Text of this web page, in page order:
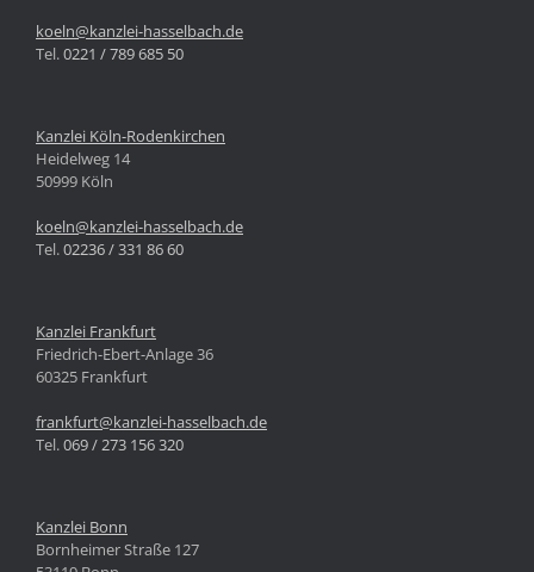
koeln@kanzlei-hasselbach.de
Tel.0221 / 789 685 50
Kanzlei Köln-Rodenkirchen
Heidelweg 14
50999 Köln
koeln@kanzlei-hasselbach.de
Tel.02236 / 331 86 60
Kanzlei Frankfurt
Friedrich-Ebert-Anlage 36
60325 Frankfurt
frankfurt@kanzlei-hasselbach.de
Tel.069 / 273 156 320
Kanzlei Bonn
Bornheimer Straße 127